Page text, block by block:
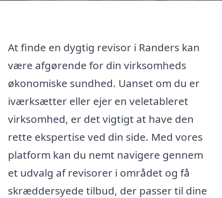
At finde en dygtig revisor i Randers kan
være afgørende for din virksomheds
økonomiske sundhed. Uanset om du er
iværksætter eller ejer en veletableret
virksomhed, er det vigtigt at have den
rette ekspertise ved din side. Med vores
platform kan du nemt navigere gennem
et udvalg af revisorer i området og få
skræddersyede tilbud, der passer til dine